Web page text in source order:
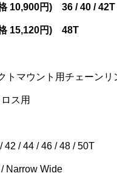
10,900円) 36 / 40 / 42T
15,120円) 48T
マウント用チェーンリ
ス用
42 / 44 / 46 / 48 / 50T
Narrow Wide